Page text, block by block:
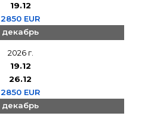
19.12
2850 EUR
декабрь
2026 г.
19.12
26.12
2850 EUR
декабрь